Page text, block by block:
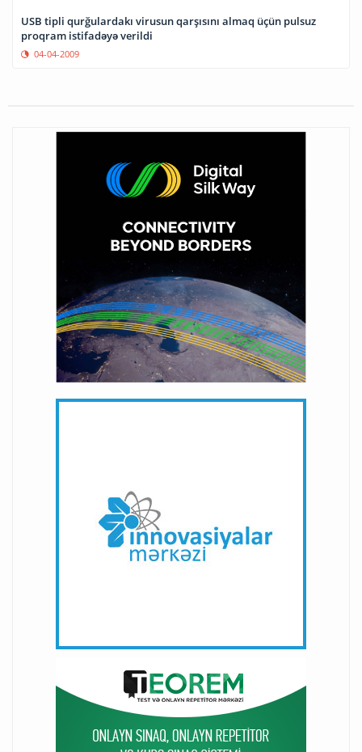
USB tipli qurğulardakı virusun qarşısını almaq üçün pulsuz
proqram istifadəyə verildi
04-04-2009